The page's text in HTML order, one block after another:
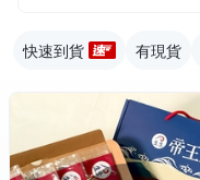
快速到貨 有現貨